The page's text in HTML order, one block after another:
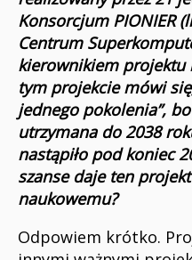
Konsorcjum PIONIER
Centrum
kierownikiem projektu
tym projekcie mówi
jednego pokolenia”,
utrzymana do 2038
nastąpiło pod koniec
szanse daje ten
naukowemu?
Odpowiem krótko.